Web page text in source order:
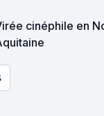
cinéphile en